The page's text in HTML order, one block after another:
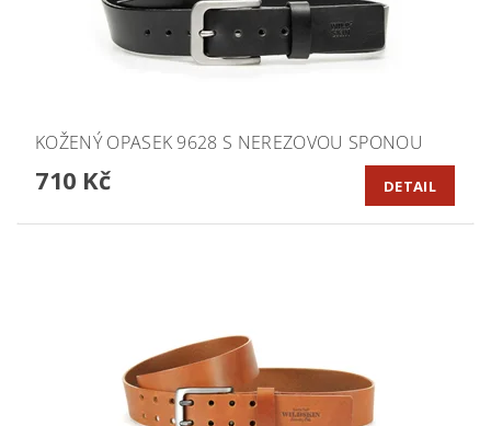
KOŽENÝ OPASEK 9628 S NEREZOVOU SPONOU
710 Kč DETAIL